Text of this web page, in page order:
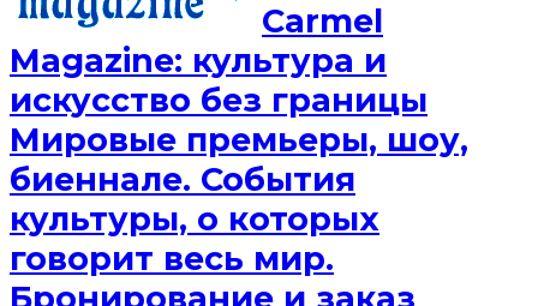
Сarmel
Magazine: культура и
искусство без границы
Мировые премьеры, шоу,
биеннале. События
культуры, о которых
говорит весь мир.